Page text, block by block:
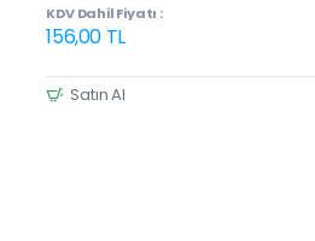
KDV Dahil Fiyatı :
156,00 TL
Satın Al